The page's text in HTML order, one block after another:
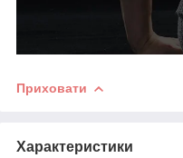
Приховати
Характеристики